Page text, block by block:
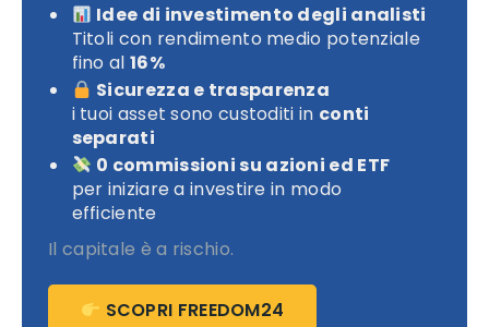
Idee di investimento degli analisti
Titoli con rendimento medio potenziale
fino al 16%
Sicurezza e trasparenza
i tuoi asset sono custoditi in conti
separati
0 commissioni su azioni ed ETF
per iniziare a investire in modo
efficiente
Il capitale è a rischio.
SCOPRI FREEDOM24